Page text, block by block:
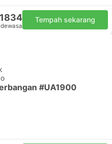
Tempah sekarang
#UA1900